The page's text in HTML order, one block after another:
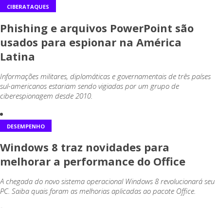
CIBERATAQUES
Phishing e arquivos PowerPoint são
usados para espionar na América
Latina
Informações militares, diplomáticas e governamentais de três países
sul-americanos estariam sendo vigiadas por um grupo de
ciberespionagem desde 2010.
DESEMPENHO
Windows 8 traz novidades para
melhorar a performance do Office
A chegada do novo sistema operacional Windows 8 revolucionará seu
PC. Saiba quais foram as melhorias aplicadas ao pacote Office.